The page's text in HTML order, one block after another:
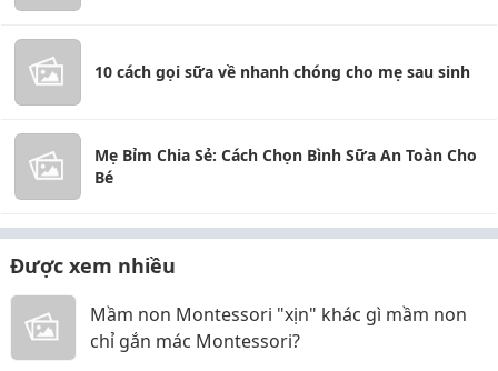
10 cách gọi sữa về nhanh chóng cho mẹ sau sinh
Mẹ Bỉm Chia Sẻ: Cách Chọn Bình Sữa An Toàn Cho
Bé
Được xem nhiều
Mầm non Montessori "xịn" khác gì mầm non
chỉ gắn mác Montessori?